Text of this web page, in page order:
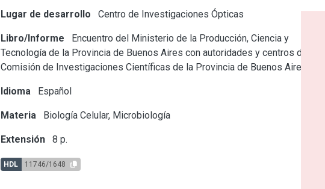
Lugar de desarrollo Centro de Investigaciones Ópticas
Libro/Informe
Encuentro del Ministerio de la Producción, Ciencia y
Tecnología de la Provincia de Buenos Aires con autoridades y centros de la
Comisión de Investigaciones Científicas de la Provincia de Buenos Aires
Idioma Español
Materia Biología Celular, Microbiología
Extensión 8 p.
HDL 11746/1648